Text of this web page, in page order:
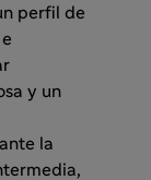
perfil de
y un
la